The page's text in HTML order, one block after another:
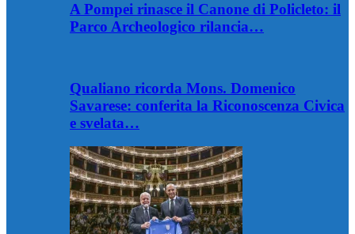
A Pompei rinasce il Canone di Policleto: il
Parco Archeologico rilancia…
Qualiano ricorda Mons. Domenico
Savarese: conferita la Riconoscenza Civica
e svelata…